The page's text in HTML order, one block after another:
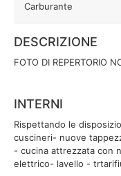
Carburante
DESCRIZIONE
FOTO DI REPERTORIO
INTERNI
Rispettando le
cuscineri- nuove
- cucina attrezzata con
elettrico- lavello -